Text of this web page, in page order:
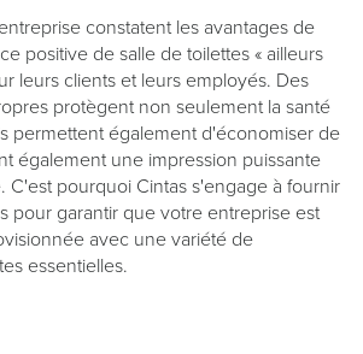
constatent les avantages de
positive de salle de toilettes « ailleurs
leurs clients et leurs employés. Des
protègent non seulement la santé
permettent également d'économiser de
également une impression puissante
C'est pourquoi Cintas s'engage à fournir
pour garantir que votre entreprise est
avec une variété de
essentielles.